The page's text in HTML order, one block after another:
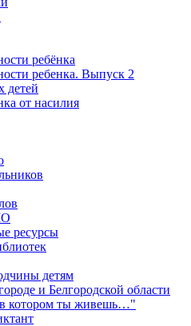
ребёнка
ребенка. Выпуск 2
детей
от насилия
ресурсы
детям
и Белгородской области
в котором ты живешь…"